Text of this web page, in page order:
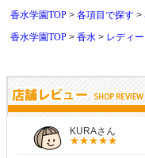
香水学園TOP
各項目で探す
香水学園TOP
香水 レディ
しらすさん